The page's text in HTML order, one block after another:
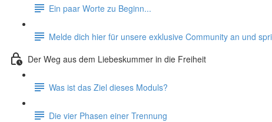
Ein paar Worte zu Beginn...
Melde dich hier für unsere exklusive Community an und
Der Weg aus dem Liebeskummer in die Freiheit
Was ist das Ziel dieses Moduls?
Die vier Phasen einer Trennung